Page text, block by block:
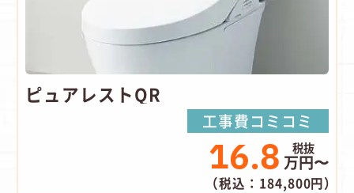
ピュアレストQR
工事費コミコミ
16.8 万円〜
（税込：184,800円）